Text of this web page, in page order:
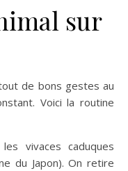
sur
de bons gestes au
Voici la routine
vivaces caduques
du Japon). On retire